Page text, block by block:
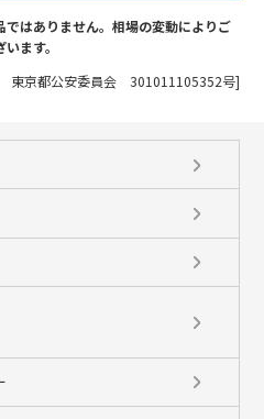
はありません。相場の変動によりご
ます。
東京都公安委員会 301011105352号]